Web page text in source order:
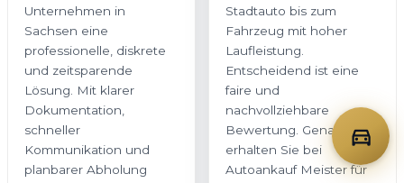
Unternehmen in
Sachsen eine
professionelle, diskrete
und zeitsparende
Lösung. Mit klarer
Dokumentation,
schneller
Kommunikation und
planbarer Abholung
Stadtauto bis zum
Fahrzeug mit hoher
Laufleistung.
Entscheidend ist eine
faire und
nachvollziehbare
Bewertung. Genau das
erhalten Sie bei
Autoankauf Meister für